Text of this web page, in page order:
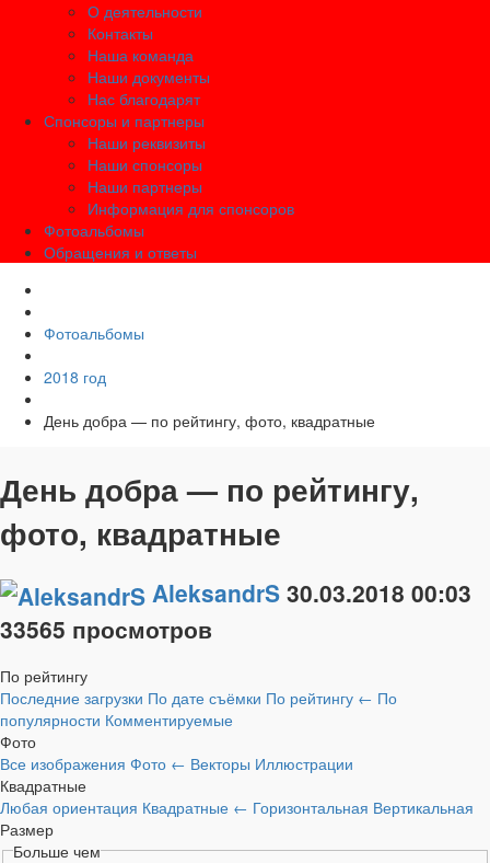
О деятельности
Контакты
Наша команда
Наши документы
Нас благодарят
Спонсоры и партнеры
Наши реквизиты
Наши спонсоры
Наши партнеры
Информация для спонсоров
Фотоальбомы
Обращения и ответы
Фотоальбомы
2018 год
День добра — по рейтингу, фото, квадратные
День добра — по рейтингу,
фото, квадратные
AleksandrS 30.03.2018 00:03
33565 просмотров
По рейтингу
Последние загрузки По дате съёмки По рейтингу ← По
популярности Комментируемые
Фото
Все изображения Фото ← Векторы Иллюстрации
Квадратные
Любая ориентация Квадратные ← Горизонтальная Вертикальная
Размер
Больше чем